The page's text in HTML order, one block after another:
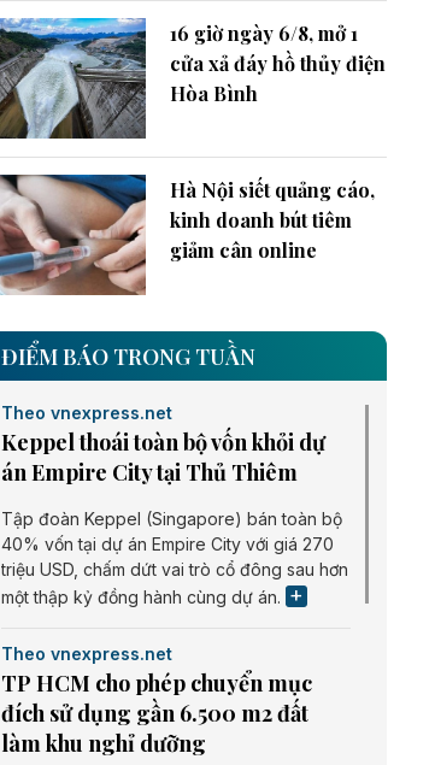
16 giờ ngày 6/8, mở 1
cửa xả đáy hồ thủy điện
Hòa Bình
Hà Nội siết quảng cáo,
kinh doanh bút tiêm
giảm cân online
ĐIỂM BÁO TRONG TUẦN
Theo vnexpress.net
Keppel thoái toàn bộ vốn khỏi dự
án Empire City tại Thủ Thiêm
Tập đoàn Keppel (Singapore) bán toàn bộ
40% vốn tại dự án Empire City với giá 270
triệu USD, chấm dứt vai trò cổ đông sau hơn
một thập kỷ đồng hành cùng dự án.
Theo vnexpress.net
TP HCM cho phép chuyển mục
đích sử dụng gần 6.500 m2 đất
làm khu nghỉ dưỡng